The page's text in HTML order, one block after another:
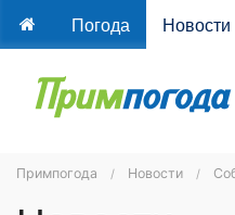
Погода Новости
Примпогода Новости